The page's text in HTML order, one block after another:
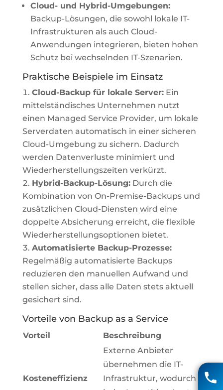
Cloud- und Hybrid-Umgebungen:
Backup-Lösungen, die sowohl lokale IT-
Infrastrukturen als auch Cloud-
Anwendungen integrieren, bieten hohen
Schutz bei wechselnden IT-Szenarien.
Praktische Beispiele im Einsatz
Cloud-Backup für lokale Server:Ein
mittelständisches Unternehmen nutzt
einen Managed Service Provider, um lokale
Serverdaten automatisch in einer sicheren
Cloud-Umgebung zu sichern. Dadurch
werden Datenverluste minimiert und
Wiederherstellungszeiten verkürzt.
Hybrid-Backup-Lösung:Durch die
Kombination von On-Premise-Backups und
zusätzlichen Cloud-Diensten wird eine
doppelte Absicherung erreicht, die flexible
Wiederherstellungsoptionen bietet.
Automatisierte Backup-Prozesse:
Regelmäßig automatisierte Backups
reduzieren den manuellen Aufwand und
stellen sicher, dass alle Daten stets aktuell
gesichert sind.
Vorteile von Backup as a Service
Vorteil Beschreibung
Kosteneffizienz
Externe Anbieter
übernehmen die IT-
Infrastruktur, wodurch
04131 85 90